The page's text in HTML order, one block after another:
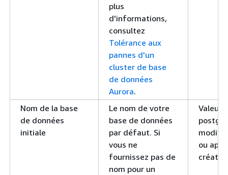
plus
d'informations,
consultez
Tolérance aux
pannes d'un
cluster de base
de données
Aurora.
Nom de la base
de données
initiale
Le nom de votre
base de données
par défaut. Si
vous ne
fournissez pas de
nom pour un
Valeur
ou